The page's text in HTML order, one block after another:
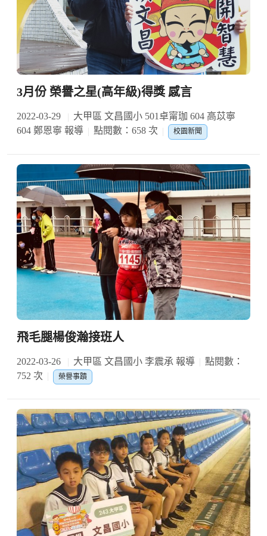
3月份 榮譽之星(高年級)得獎 感言
2022-03-29
大甲區 文昌國小 501卓甯珈 604 高苡寧
604 鄭恩寧 報導
點閱數：658 次 校園新聞
飛毛腿楊俊瀚接班人
2022-03-26 大甲區 文昌國小 李震承 報導
點閱數：
752 次
榮譽事蹟